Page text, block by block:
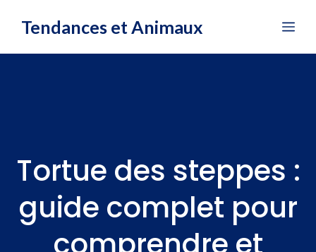
Tendances et Animaux
Tortue des steppes :
guide complet pour